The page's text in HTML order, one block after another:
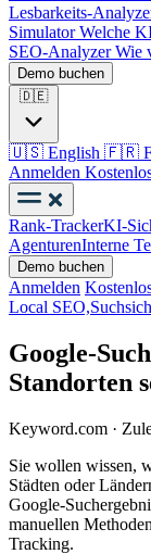
Lesbarkeits-
SimulatorWelche
SEO-AnalyzerWie
Demo buchen
🇩🇪
🇺🇸 English 🇫🇷
Anmelden
Rank-TrackerKI-
AgenturenInterne
Demo buchen
Anmelden
Local SEO,
Google-
Standorten
Keyword.com ·
Sie wollen wissen,
Städten oder
Google-
manuellen
Tracking.